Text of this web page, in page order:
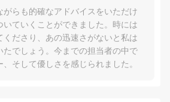
がらも的確なアドバイスをいただけ
いていくことができました。時には
ださり、あの迅速さがないと私は
たでしょう。今までの担当者の中で
そして優しさを感じられました。